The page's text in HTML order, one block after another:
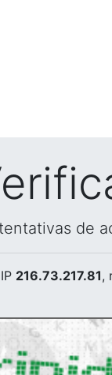
de
216.73.217.81,